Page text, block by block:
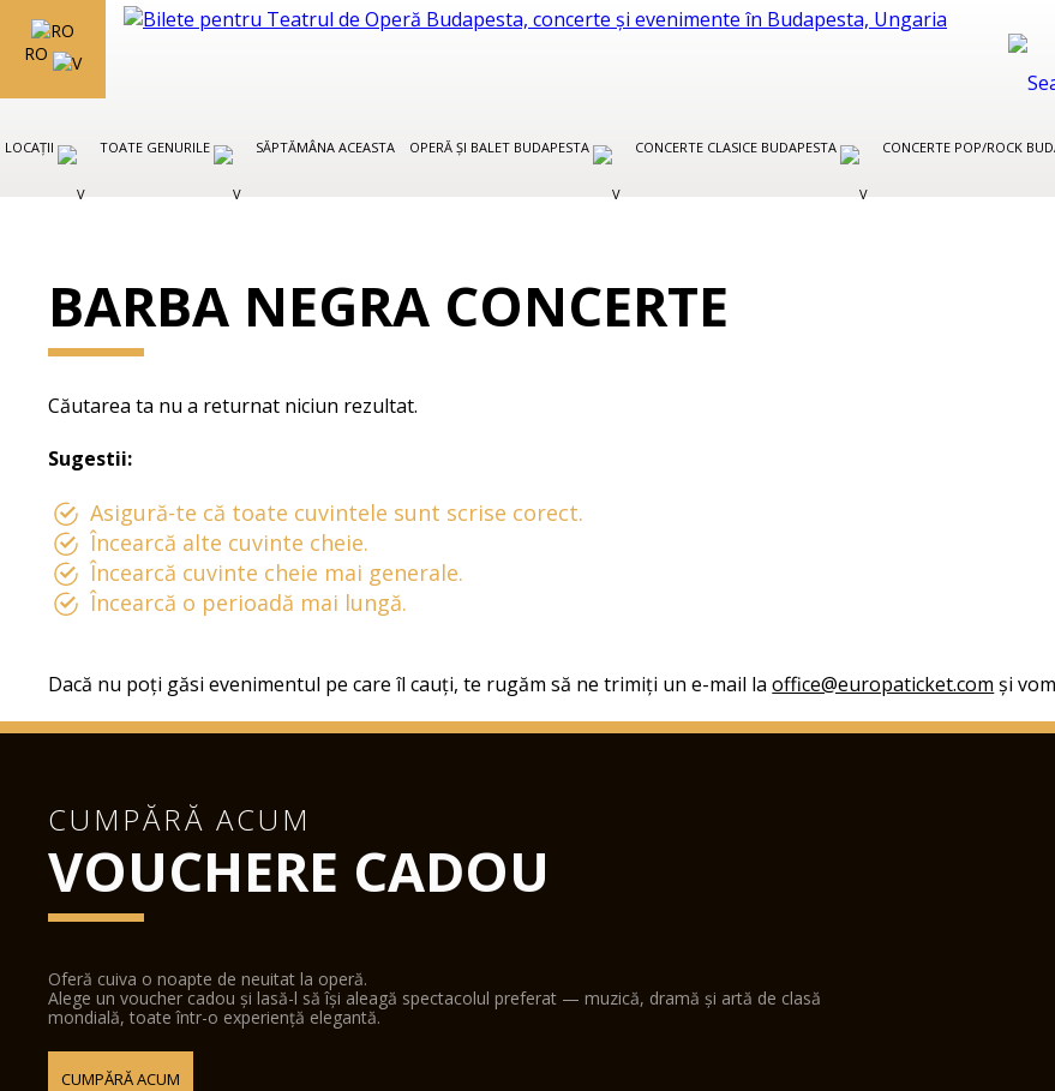
RO
LOCAȚII TOATE GENURILE SĂPTĂMÂNA ACEASTA OPERĂ ȘI BALET BUDAPESTA CONCERTE CLASICE BUDAPESTA CONCERTE POP/ROCK
BARBA NEGRA CONCERTE
Căutarea ta nu a returnat niciun rezultat.
Sugestii:
Asigură-te că toate cuvintele sunt scrise corect.
Încearcă alte cuvinte cheie.
Încearcă cuvinte cheie mai generale.
Încearcă o perioadă mai lungă.
Dacă nu poți găsi evenimentul pe care îl cauți, te rugăm să ne trimiți un e-mail laoffice@europaticket.com și
CUMPĂRĂ ACUM
VOUCHERE CADOU
Oferă cuiva o noapte de neuitat la operă.
Alege un voucher cadou și lasă-l să își aleagă spectacolul preferat — muzică, dramă și artă de clasă
mondială, toate într-o experiență elegantă.
CUMPĂRĂ ACUM